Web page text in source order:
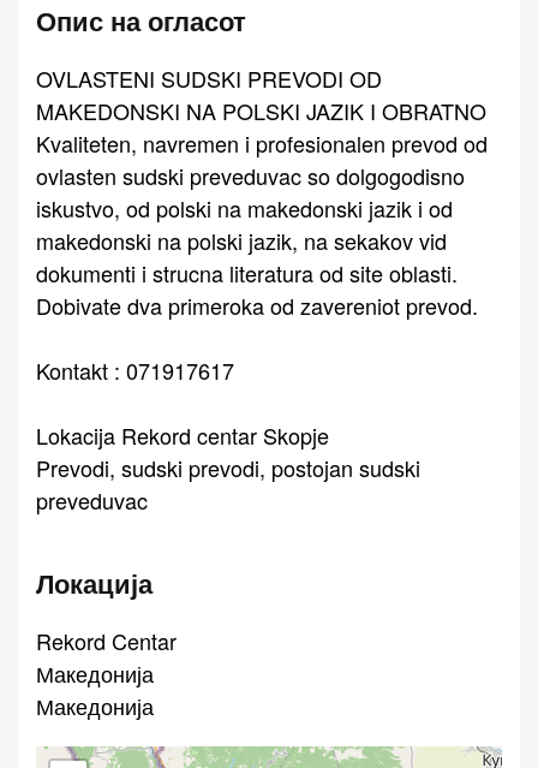
Опис на огласот
OVLASTENI SUDSKI PREVODI OD
MAKEDONSKI NA POLSKI JAZIK I OBRATNO
Kvaliteten, navremen i profesionalen prevod od
ovlasten sudski preveduvac so dolgogodisno
iskustvo, od polski na makedonski jazik i od
makedonski na polski jazik, na sekakov vid
dokumenti i strucna literatura od site oblasti.
Dobivate dva primeroka od zavereniot prevod.
Kontakt : 071917617
Lokacija Rekord centar Skopje
Prevodi, sudski prevodi, postojan sudski
preveduvac
Локација
Rekord Centar
Македонија
Македонија